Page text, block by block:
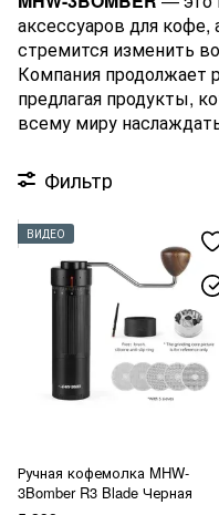
аксессуаров для кофе,
стремится изменить
Компания продолжает
предлагая продукты,
всему миру
Фильтр
ВИДЕО
Ручная кофемолка MHW-
3Bomber R3 Blade Черная